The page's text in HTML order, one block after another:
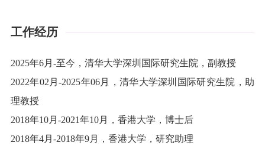
工作经历
2025年6月 -至今，清华大学深圳国际研究生院，副教授
2022年02月-2025年06月，清华大学深圳国际研究生院，助
理教授
2018年10月-2021年10月，香港大学，博士后
2018年4月-2018年9月，香港大学，研究助理